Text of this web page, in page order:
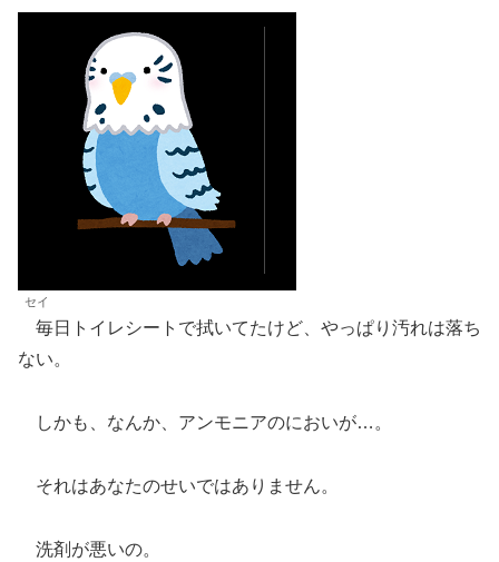
セイ
毎日トイレシートで拭いてたけど、やっぱり汚れは落ち
ない。
しかも、なんか、アンモニアのにおいが…。
それはあなたのせいではありません。
洗剤が悪いの。